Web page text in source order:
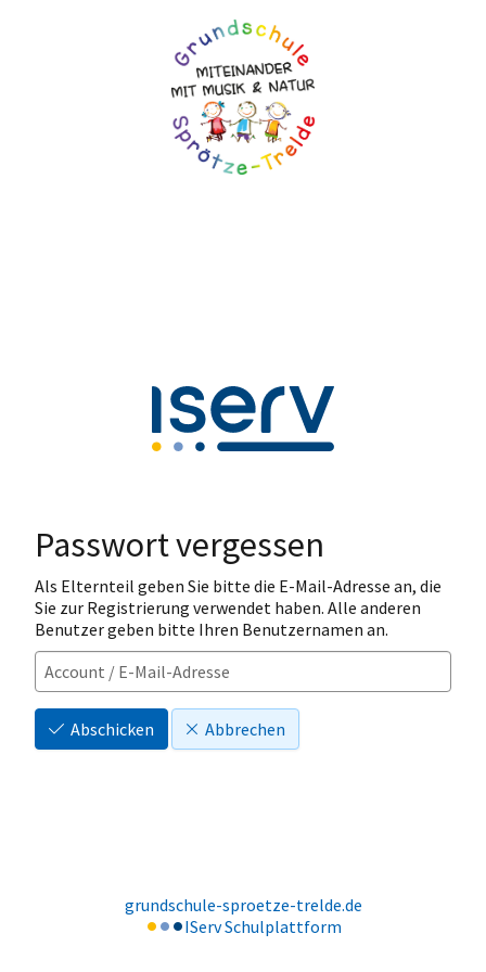
Passwort vergessen
Als Elternteil geben Sie bitte die E-Mail-Adresse an, die
Sie zur Registrierung verwendet haben. Alle anderen
Benutzer geben bitte Ihren Benutzernamen an.
Abschicken Abbrechen
grundschule-sproetze-trelde.de
IServ Schulplattform